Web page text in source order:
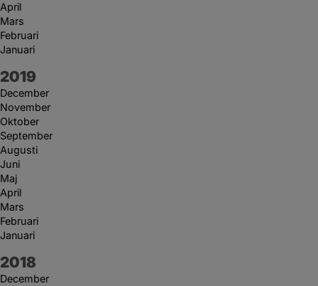
April
Mars
Februari
Januari
År:
2019
December
November
Oktober
September
Augusti
Juni
Maj
April
Mars
Februari
Januari
År:
2018
December